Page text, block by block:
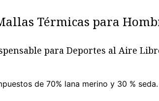
Térmicas para
para Deportes al Aire
de 70% lana merino y 30 %